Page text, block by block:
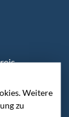
Weitere
zu